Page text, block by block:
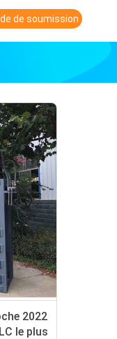
de soumission
2022
le plus